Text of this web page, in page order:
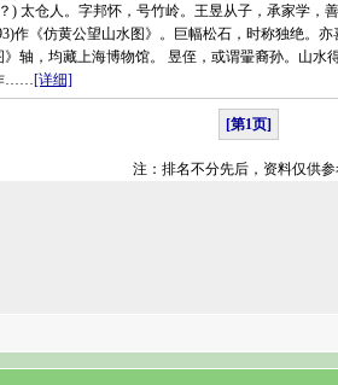
仓人。字邦怀，号竹岭。王昱从子，承家学，
作《仿黄公望山水图》。巨幅松石，时称独绝。
》轴，均藏上海博物馆。 昱侄，或谓翬裔孙。山
……[详细]
[第1页]
注：排名不分先后，资料仅供